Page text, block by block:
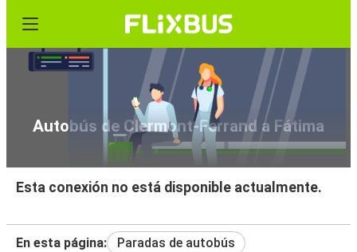
Autobús de Clermont-Ferrand a Fátima
Esta conexión no está disponible actualmente.
En esta página: Paradas de autobús